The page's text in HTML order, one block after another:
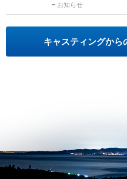
お知らせ
キャスティングから